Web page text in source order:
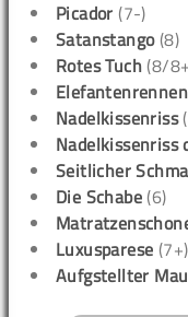
Picador (7-)
Satanstango(8)
Rotes Tuch (8/
Elefantenrennen
Nadelkissenriss
Nadelkissenriss
Seitlicher
Die Schabe (6)
Luxusparese (7+)
Aufgstellter